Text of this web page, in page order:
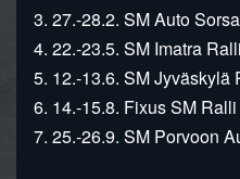
3. 27.-28.2. SM Auto
4. 22.-23.5. SM Imatra
5. 12.-13.6. SM Jyväskylä
6. 14.-15.8. Fixus SM
7. 25.-26.9. SM Porvoon